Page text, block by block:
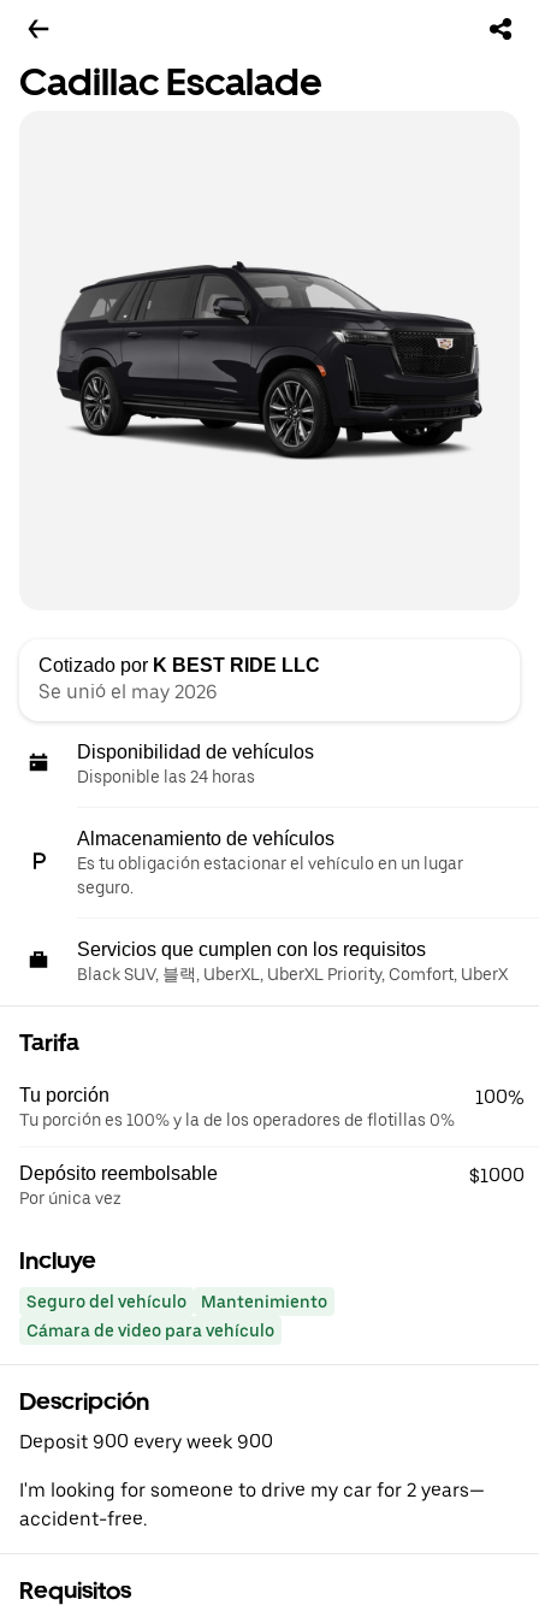
Cadillac Escalade
Cotizado por K BEST RIDE LLC
Se unió el may 2026
Disponibilidad de vehículos
Disponible las 24 horas
Almacenamiento de vehículos
Es tu obligación estacionar el vehículo en un lugar
seguro.
Servicios que cumplen con los requisitos
Black SUV, 블랙, UberXL, UberXL Priority, Comfort, UberX
Tarifa
Tu porción
Tu porción es 100% y la de los operadores de flotillas 0%
100%
Depósito reembolsable
Por única vez
$1000
Incluye
Seguro del vehículo
Mantenimiento
Cámara de video para vehículo
Descripción
Deposit 900 every week 900
I'm looking for someone to drive my car for 2 years—
accident-free.
Requisitos